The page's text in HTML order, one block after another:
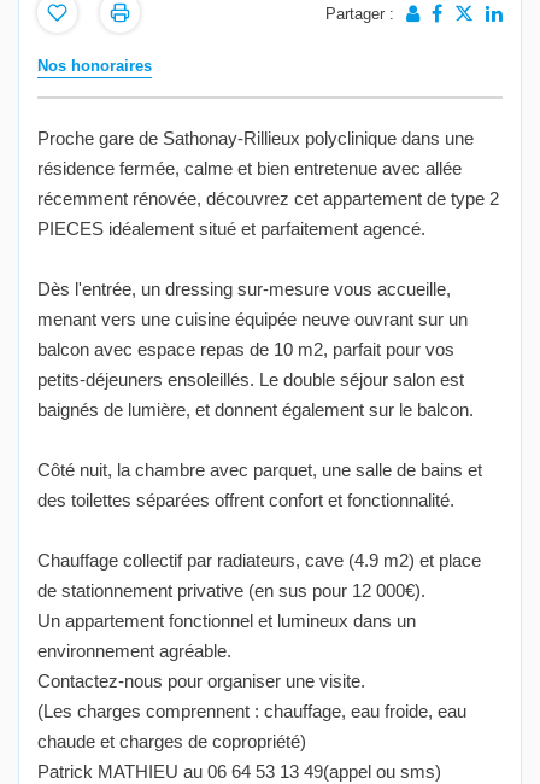
Partager :
Nos honoraires
Proche gare de Sathonay-Rillieux polyclinique dans une
résidence fermée, calme et bien entretenue avec allée
récemment rénovée, découvrez cet appartement de type 2
PIECES idéalement situé et parfaitement agencé.
Dès l'entrée, un dressing sur-mesure vous accueille,
menant vers une cuisine équipée neuve ouvrant sur un
balcon avec espace repas de 10 m2, parfait pour vos
petits-déjeuners ensoleillés. Le double séjour salon est
baignés de lumière, et donnent également sur le balcon.
Côté nuit, la chambre avec parquet, une salle de bains et
des toilettes séparées offrent confort et fonctionnalité.
Chauffage collectif par radiateurs, cave (4.9 m2) et place
de stationnement privative (en sus pour 12 000€).
Un appartement fonctionnel et lumineux dans un
environnement agréable.
Contactez-nous pour organiser une visite.
(Les charges comprennent : chauffage, eau froide, eau
chaude et charges de copropriété)
Patrick MATHIEU au 06 64 53 13 49(appel ou sms)